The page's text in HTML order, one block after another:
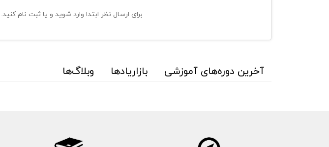
برای ارسال نظر ابتدا وارد شوید و یا ثبت نام کنید.
آخرین دوره‌های آموزشی بازاریادها وبلاگ‌ها